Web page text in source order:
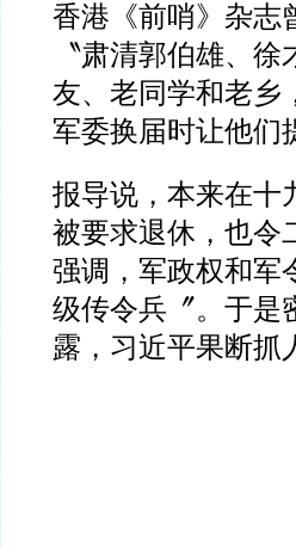
香港《前哨》杂志
〝肃清郭伯雄、
友、老同学和老乡
军委换届时让他们
报导说，本来在十
被要求退休，也令
强调，军政权和军
级传令兵〞。于是
露，习近平果断抓